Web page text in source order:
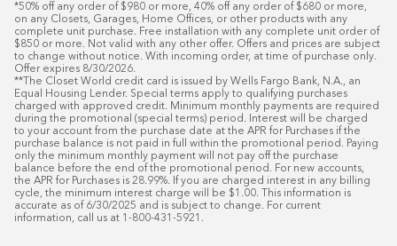
*50% off any order of $980 or more, 40% off any order of $680 or more,
on any Closets, Garages, Home Offices, or other products with any
complete unit purchase. Free installation with any complete unit order of
$850 or more. Not valid with any other offer. Offers and prices are subject
to change without notice. With incoming order, at time of purchase only.
Offer expires 8/30/2026.
**The Closet World credit card is issued by Wells Fargo Bank, N.A., an
Equal Housing Lender. Special terms apply to qualifying purchases
charged with approved credit. Minimum monthly payments are required
during the promotional (special terms) period. Interest will be charged
to your account from the purchase date at the APR for Purchases if the
purchase balance is not paid in full within the promotional period. Paying
only the minimum monthly payment will not pay off the purchase
balance before the end of the promotional period. For new accounts,
the APR for Purchases is 28.99%. If you are charged interest in any billing
cycle, the minimum interest charge will be $1.00. This information is
accurate as of 6/30/2025 and is subject to change. For current
information, call us at 1-800-431-5921.